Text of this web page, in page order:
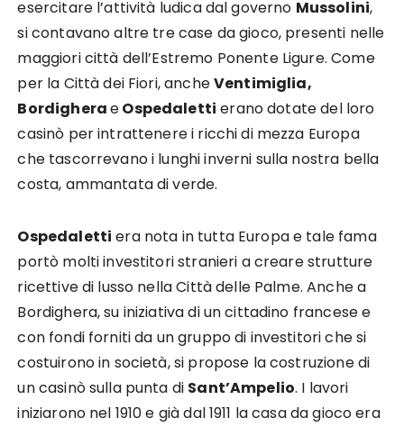
esercitare l’attività ludica dal governo Mussolini,
si contavano altre tre case da gioco, presenti nelle
maggiori città dell’Estremo Ponente Ligure. Come
per la Città dei Fiori, ancheVentimiglia,
BordigheraeOspedaletti erano dotate del loro
casinò per intrattenere i ricchi di mezza Europa
che tascorrevano i lunghi inverni sulla nostra bella
costa, ammantata di verde.
Ospedaletti era nota in tutta Europa e tale fama
portò molti investitori stranieri a creare strutture
ricettive di lusso nella Città delle Palme. Anche a
Bordighera, su iniziativa di un cittadino francese e
con fondi forniti da un gruppo di investitori che si
costuirono in società, si propose la costruzione di
un casinò sulla punta di Sant’Ampelio. I lavori
iniziarono nel 1910 e già dal 1911 la casa da gioco era